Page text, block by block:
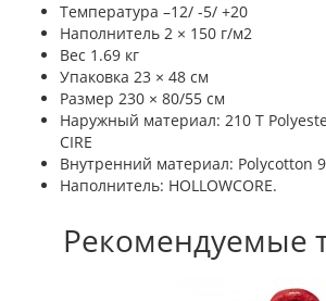
Температура –12/ -5/ +20
Наполнитель 2 × 150 г/м2
Вес 1.69 кг
Упаковка 23 × 48 см
Размер 230 × 80/55 см
Наружный материал: 210 T
CIRE
Внутренний материал: Polycotton
Наполнитель: HOLLOWCORE.
Рекомендуемые